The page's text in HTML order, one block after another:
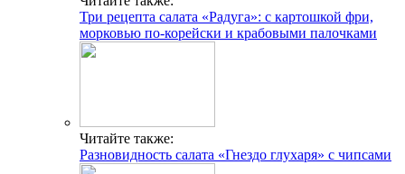
Три рецепта салата «Радуга»: с картошкой фри,
морковью по-корейски и крабовыми палочками
Читайте также:
Разновидность салата «Гнездо глухаря» с чипсами